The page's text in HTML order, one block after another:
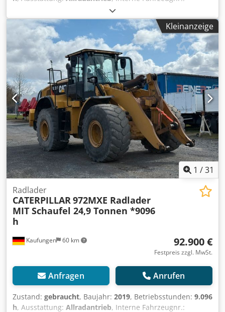
G400079 Ab sofort zur Verfügung auf unserem Hof in
Kaufungen Mehr INFO unter: * Golec Nutzfahrzeuge
GmbH (Deutsch, English, Bulgarisch, Russisch) * Viktoria
Sologubova (Polnisch, Russisch, Ukrainisch, English)
Irrtümer vorbehalten Gerne nehmen wir Ihr gebrauchtes
Fahrzeug in Zahlung. Csdpfjy Ii Aqex Abijrf Finanzierung
direkt bei uns im Hause möglich. GOLEC NUTZFAHRZEUGE
GMBH Wir sprechen: Deutsch, English, Spanish, Polnisch,
Ukrainisch, Russisch, Bulgarisch. ----.
Kleinanzeige
1 /31
Kaufungen 60 km
Radlader
CATERPILLAR972MXE Radlader
MIT Schaufel 24,9 Tonnen *9096
h
92.900 €
Festpreis zzgl. MwSt.
Anfragen Anrufen
Zustand: gebraucht, Baujahr: 2019, Betriebsstunden: 9.096
h, Ausstattung: Allradantrieb, Interne Fahrzeugnr.: